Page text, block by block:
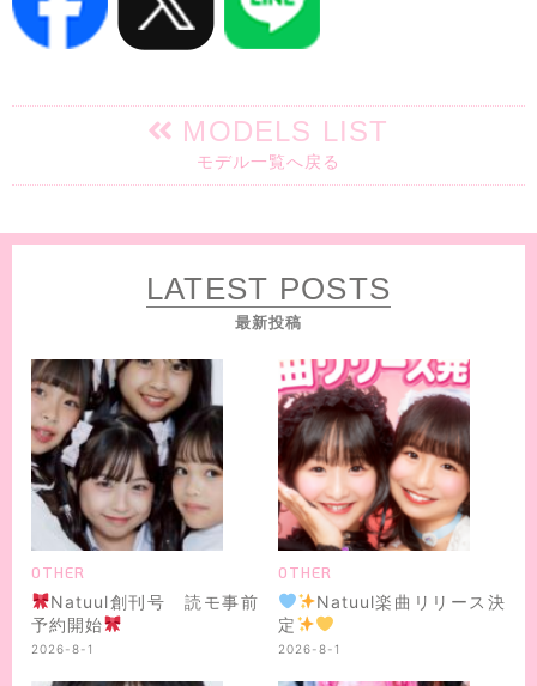
MODELS LIST
モデル一覧へ戻る
LATEST POSTS
最新投稿
OTHER
Natuul創刊号 読モ事前
予約開始
2026-8-1
OTHER
Natuul楽曲リリース決
定
2026-8-1